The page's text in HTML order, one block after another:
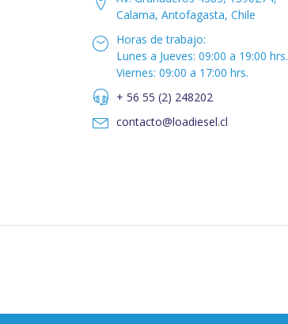
Calama, Antofagasta, Chile
Horas de trabajo:
Lunes a Jueves: 09:00 a 19:00 hrs.
Viernes: 09:00 a 17:00 hrs.
+ 56 55 (2) 248202
contacto@loadiesel.cl